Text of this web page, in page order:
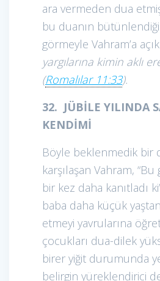
ara vermeden dua
bu duanın
görmeyle Vahram’a
yargılarına kimin aklı
(Romalılar 11:33).
32. JÜBİLE YILINDA
KENDİMİ
Böyle beklenmedik bir
karşılaşan Vahram,
bir kez daha kanıtladı
baba daha küçük
etmeyi yavrularına
çocukları dua-dilek
birer yiğit durumunda
belirgin yüreklendirici